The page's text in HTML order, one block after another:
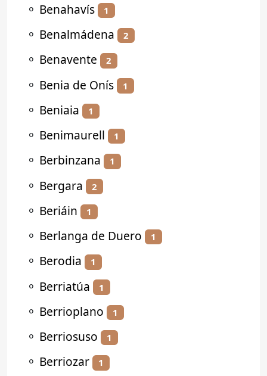
⚬ Benahavís 1
⚬ Benalmádena 2
⚬ Benavente 2
⚬ Benia de Onís 1
⚬ Beniaia 1
⚬ Benimaurell 1
⚬ Berbinzana 1
⚬ Bergara 2
⚬ Beriáin 1
⚬ Berlanga de Duero 1
⚬ Berodia 1
⚬ Berriatúa 1
⚬ Berrioplano 1
⚬ Berriosuso 1
⚬ Berriozar 1